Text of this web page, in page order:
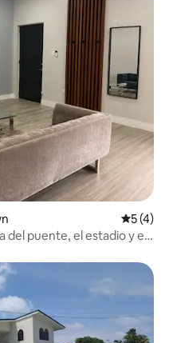
5 (4)
puente, el estadio y el